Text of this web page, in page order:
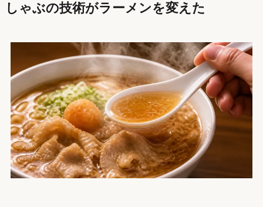
しゃぶの技術がラーメンを変えた